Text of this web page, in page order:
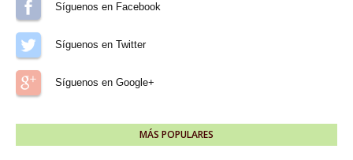
Síguenos en Facebook
Síguenos en Twitter
Síguenos en Google+
MÁS POPULARES